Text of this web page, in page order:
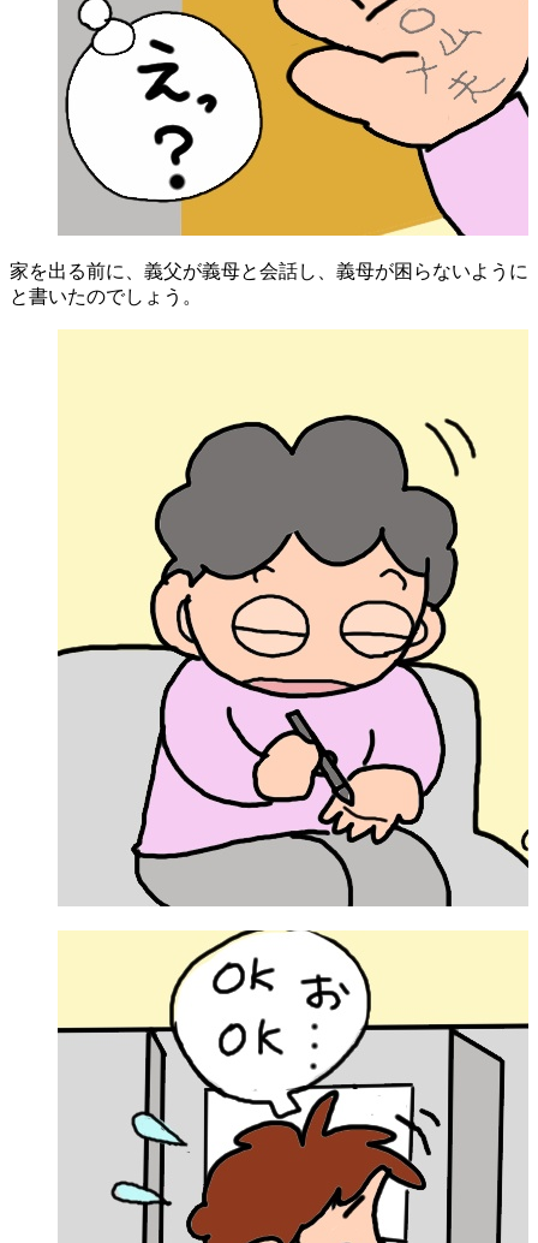
家を出る前に、義父が義母と会話し、義母が困らないように
と書いたのでしょう。